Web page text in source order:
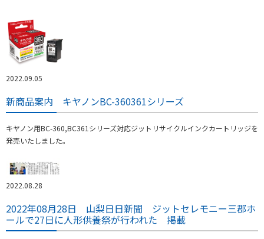
2022.09.05
新商品案内 キヤノンBC-360361シリーズ
キヤノン用BC-360,BC361シリーズ対応ジットリサイクルインクカートリッジを
発売いたしました。
2022.08.28
2022年08月28日 山梨日日新聞 ジットセレモニー三郡ホ
ールで27日に人形供養祭が行われた 掲載